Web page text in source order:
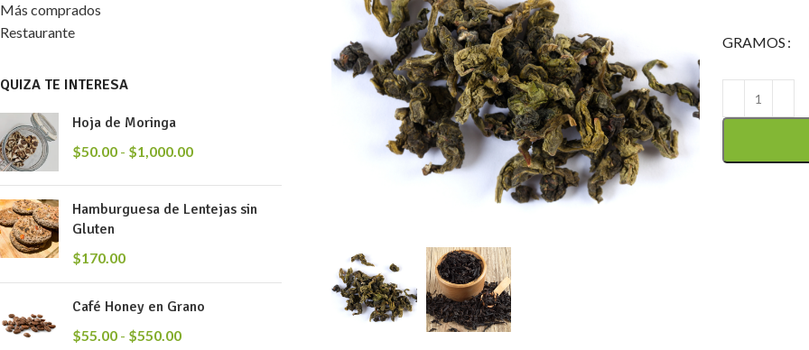
Más comprados
Restaurante
QUIZA TE INTERESA
Hoja de Moringa
$50.00 - $1,000.00
Hamburguesa de Lentejas sin
Gluten
$170.00
Café Honey en Grano
$55.00 - $550.00
GRAMOS